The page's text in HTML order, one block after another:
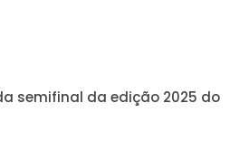
semifinal da edição 2025 do